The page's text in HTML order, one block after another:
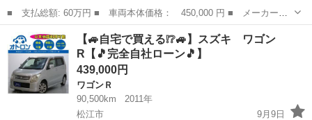
■ 支払総額: 60万円 ■ 車両本体価格： 450,000 円 ■ メーカー
名： スズキ ■ 車種名： ワゴンＲ ■ グレード名： ＦＸ－Ｓリ
ミテッド コラムＡＴ エアコン パワステ ＰＷ ■ 排気量：
660cc ■ ...
大田市 ワゴンＲ
【🚙自宅で買える❕❔🚙】スズキ ワゴン
R【🎵完全自社ローン🎵】
439,000円
ワゴンＲ
90,500km
2011年
松江市
9月9日